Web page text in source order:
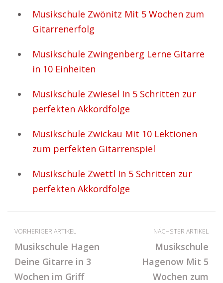
Musikschule Zwönitz Mit 5 Wochen zum
Gitarrenerfolg
Musikschule Zwingenberg Lerne Gitarre
in 10 Einheiten
Musikschule Zwiesel In 5 Schritten zur
perfekten Akkordfolge
Musikschule Zwickau Mit 10 Lektionen
zum perfekten Gitarrenspiel
Musikschule Zwettl In 5 Schritten zur
perfekten Akkordfolge
VORHERIGER ARTIKEL
Musikschule Hagen
Deine Gitarre in 3
Wochen im Griff
NÄCHSTER ARTIKEL
Musikschule
Hagenow Mit 5
Wochen zum